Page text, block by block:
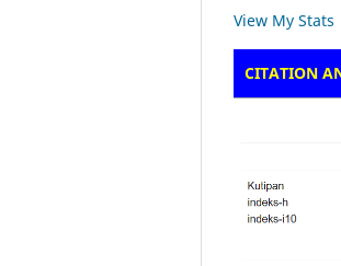
View My Stats
CITATION